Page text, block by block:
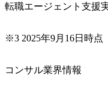
転職エージェント支援
※3 2025年9月16日時点
コンサル業界情報